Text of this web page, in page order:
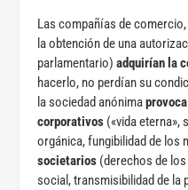
Las compañías de
la obtención de una
parlamentario)adquirían la
hacerlo, no perdían su
la sociedad anónima
corporativos («vida eterna»,
orgánica, fungibilidad de los
societarios (derechos de
social, transmisibilidad de